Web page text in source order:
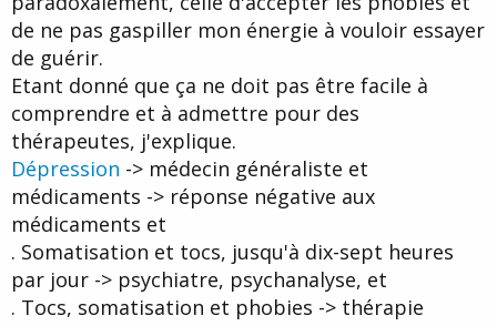
de ne pas gaspiller mon énergie à vouloir essayer
de guérir.
Etant donné que ça ne doit pas être facile à
comprendre et à admettre pour des
thérapeutes, j'explique.
Dépression -> médecin généraliste et
médicaments -> réponse négative aux
médicaments et
. Somatisation et tocs, jusqu'à dix-sept heures
par jour -> psychiatre, psychanalyse, et
. Tocs, somatisation et phobies -> thérapie